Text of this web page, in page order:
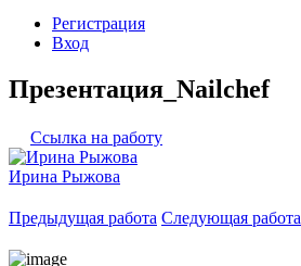
Регистрация
Вход
Презентация_Nailchef
Ссылка на работу
Ирина Рыжова
Предыдущая работа Следующая работа